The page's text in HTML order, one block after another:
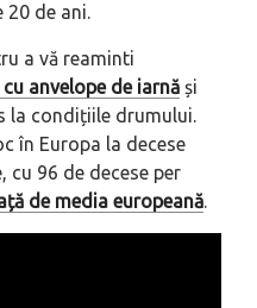
20 de ani.
a vă reaminti
anvelope de iarnă și
la condițiile drumului.
în Europa la decese
cu 96 de decese per
de media europeană.